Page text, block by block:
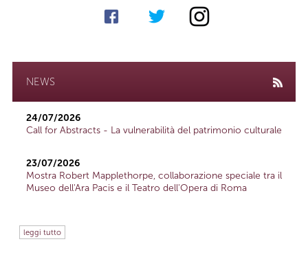
NEWS
24/07/2026
Call for Abstracts - La vulnerabilità del patrimonio culturale
23/07/2026
Mostra Robert Mapplethorpe, collaborazione speciale tra il
Museo dell'Ara Pacis e il Teatro dell'Opera di Roma
leggi tutto